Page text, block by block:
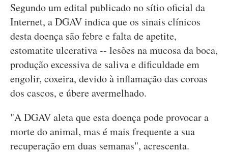
Segundo um edital publicado no sítio oficial da
Internet, a DGAV indica que os sinais clínicos
desta doença são febre e falta de apetite,
estomatite ulcerativa -- lesões na mucosa da boca,
produção excessiva de saliva e dificuldade em
engolir, coxeira, devido à inflamação das coroas
dos cascos, e úbere avermelhado.
"A DGAV aleta que esta doença pode provocar a
morte do animal, mas é mais frequente a sua
recuperação em duas semanas", acrescenta.